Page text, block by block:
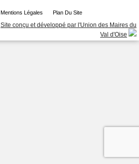
Mentions Légales Plan Du Site
Site conçu et développé par l'Union des Maires du
Val d'Oise